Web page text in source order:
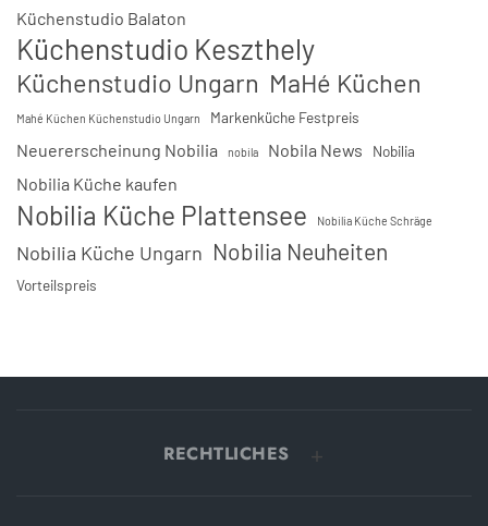
Küchenstudio Balaton
Küchenstudio Keszthely
Küchenstudio Ungarn MaHé Küchen
Mahé Küchen Küchenstudio Ungarn Markenküche Festpreis
Neuererscheinung Nobilia nobila Nobila News Nobilia
Nobilia Küche kaufen
Nobilia Küche Plattensee Nobilia Küche Schräge
Nobilia Küche Ungarn Nobilia Neuheiten
Vorteilspreis
RECHTLICHES